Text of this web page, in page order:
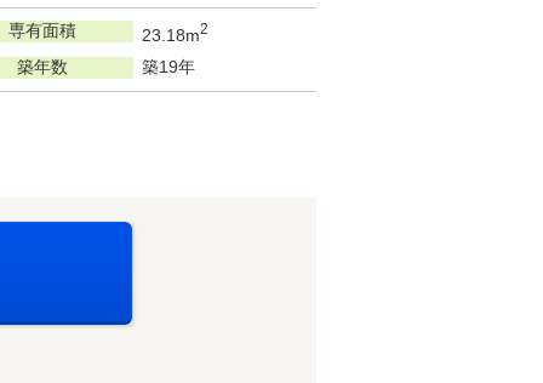
専有面積 23.18m2
築年数 築19年